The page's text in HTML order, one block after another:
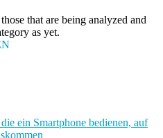
that are being analyzed and
as yet.